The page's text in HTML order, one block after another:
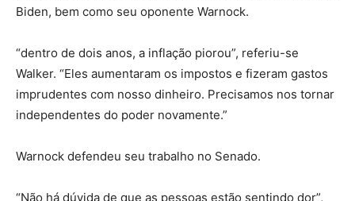
Biden, bem como seu oponente Warnock.
“dentro de dois anos, a inflação piorou”, referiu-se
Walker. “Eles aumentaram os impostos e fizeram gastos
imprudentes com nosso dinheiro. Precisamos nos tornar
independentes do poder novamente.”
Warnock defendeu seu trabalho no Senado.
“Não há dúvida de que as pessoas estão sentindo dor”,